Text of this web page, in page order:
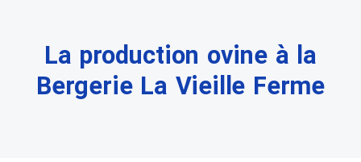
La production ovine à la
Bergerie La Vieille Ferme